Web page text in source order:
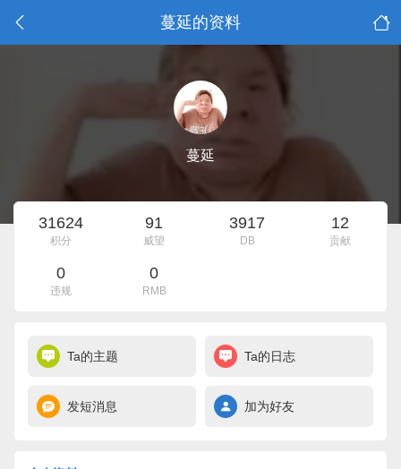
蔓延的资料
蔓延
31624
积分
91
威望
3917
DB
12
贡献
0
违规
0
RMB
Ta的主题 Ta的日志
发短消息 加为好友